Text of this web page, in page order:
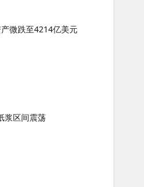
微跌至4214亿美元
浆区间震荡